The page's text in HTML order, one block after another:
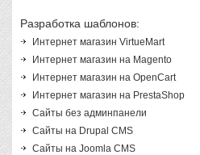
Разработка шаблонов:
Интернет магазин VirtueMart
Интернет магазин на Magento
Интернет магазин на OpenCart
Интернет магазин на PrestaShop
Сайты без админпанели
Сайты на Drupal CMS
Сайты на Joomla CMS